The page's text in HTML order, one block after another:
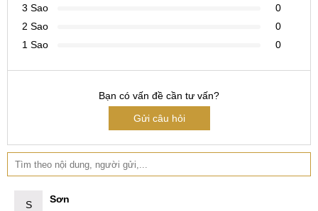
3 Sao
0
2 Sao
0
1 Sao
0
Bạn có vấn đề cần tư vấn?
Gửi câu hỏi
S Sơn